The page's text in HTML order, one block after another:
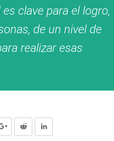
clave para el logro,
de un nivel de
realizar esas